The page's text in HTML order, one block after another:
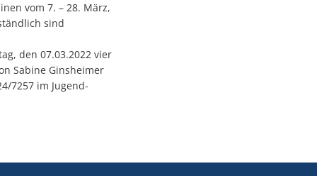
vom 7. – 28. März,
sind
den 07.03.2022 vier
Sabine Ginsheimer
7257 im Jugend-